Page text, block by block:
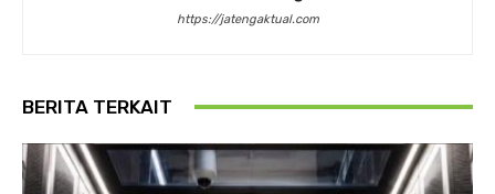
https://jatengaktual.com
BERITA TERKAIT